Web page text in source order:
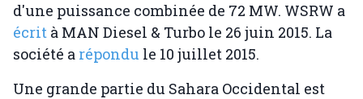
d'une puissance combinée de 72 MW. WSRW a
écrit à MAN Diesel & Turbo le 26 juin 2015. La
société a répondu le 10 juillet 2015.
Une grande partie du Sahara Occidental est